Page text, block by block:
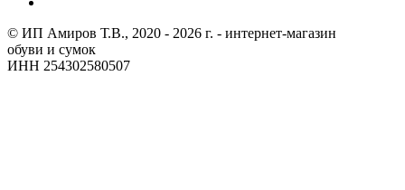
© ИП Амиров Т.В., 2020 - 2026 г. - интернет-магазин
обуви и сумок
ИНН 254302580507